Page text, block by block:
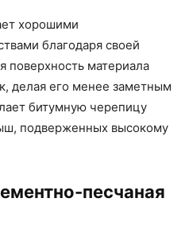
хорошими
благодаря своей
поверхность материала
делая его менее заметным
битумную черепицу
подверженных высокому
песчаная